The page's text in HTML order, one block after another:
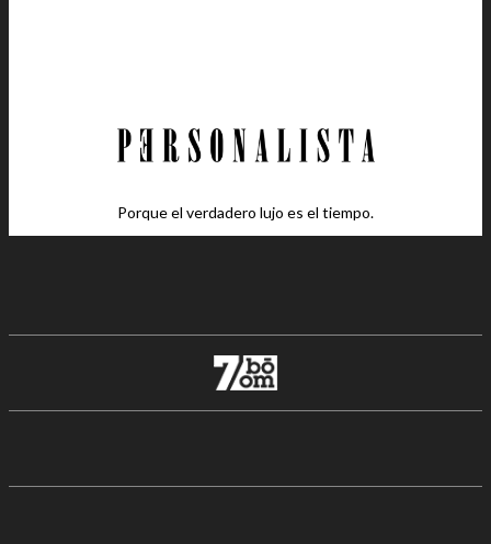
Porque el verdadero lujo es el tiempo.